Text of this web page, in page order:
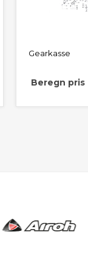
Gearkasse
Beregn pris